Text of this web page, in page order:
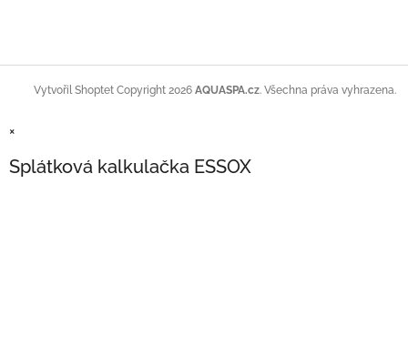
Vytvořil Shoptet Copyright 2026 AQUASPA.cz. Všechna práva vyhrazena.
×
Splátková kalkulačka ESSOX